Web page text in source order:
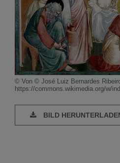
© Von © José Luiz Bernardes
https://commons.wikimedia.org/w/
BILD